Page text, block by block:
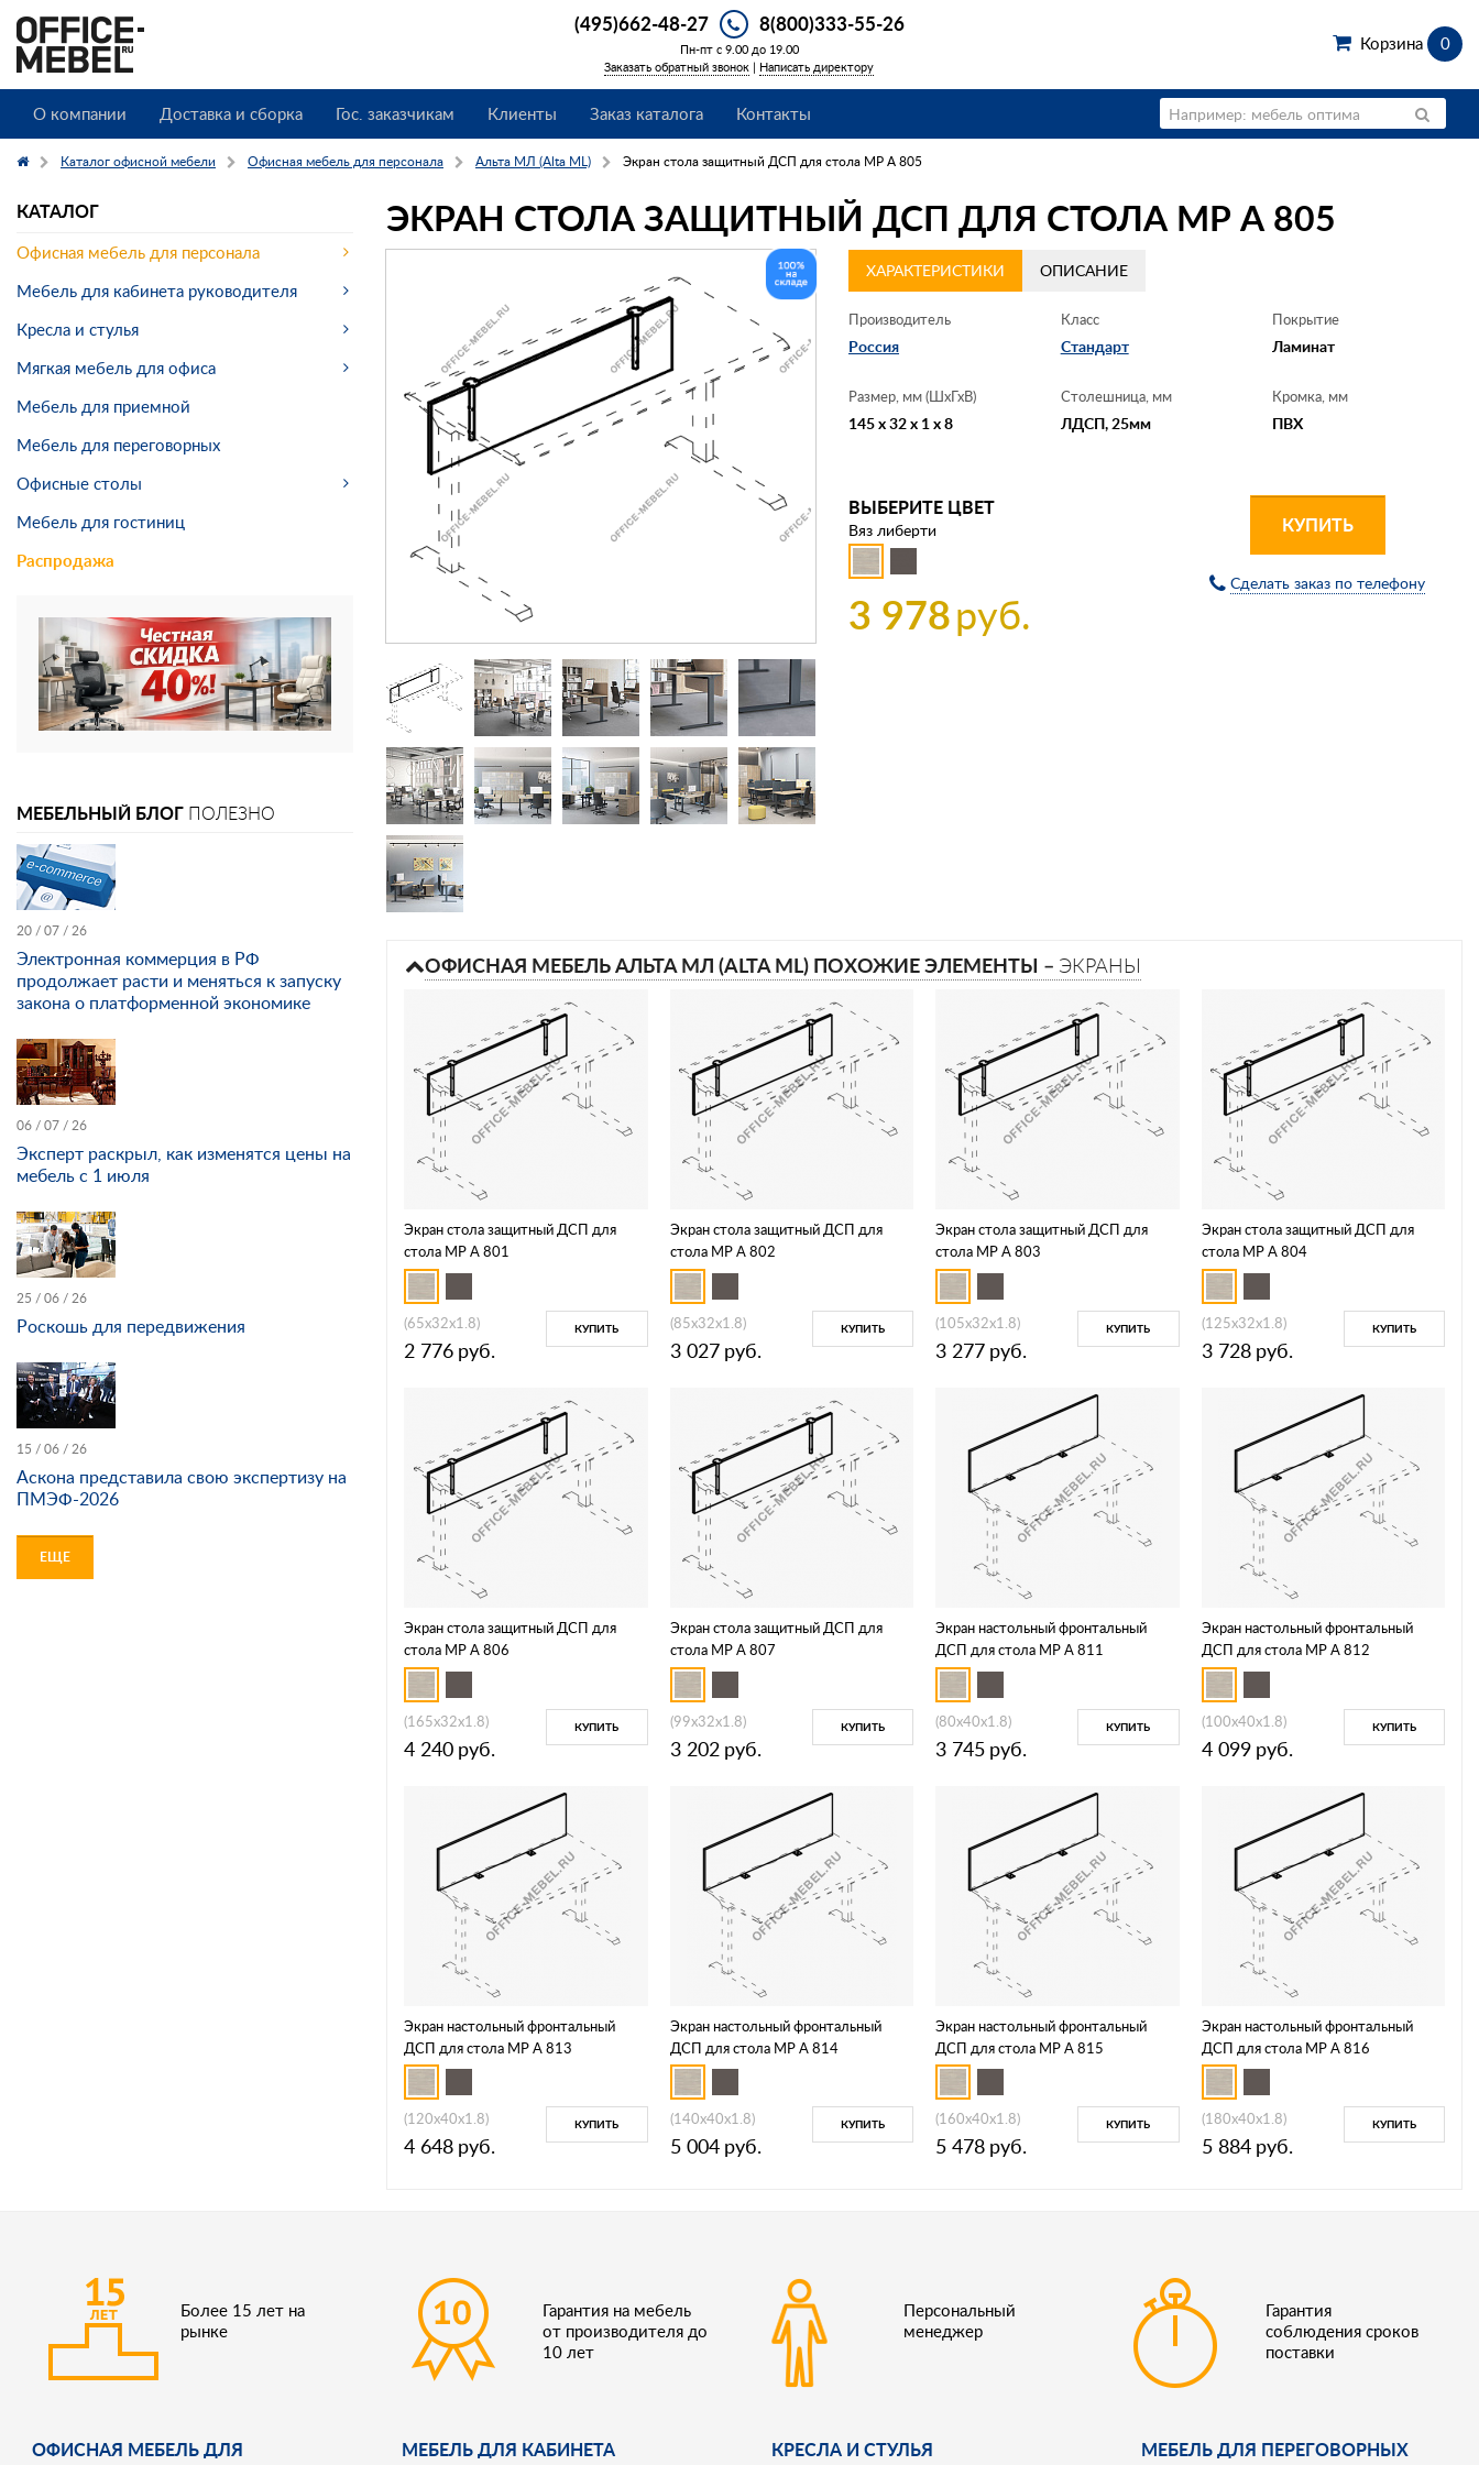
(495)662-48-27 8(800)333-55-26
Пн-пт с 9.00 до 19.00
Заказать обратный звонок | Написать директору
Корзина 0
О компании Доставка и сборка Гос. заказчикам Клиенты Заказ каталога Контакты
Каталог офисной мебели Офисная мебель для персонала Альта МЛ (Alta ML) Экран стола защитный ДСП для стола МР А 805
ЭКРАН СТОЛА ЗАЩИТНЫЙ ДСП ДЛЯ СТОЛА МР А 805
ХАРАКТЕРИСТИКИ ОПИСАНИЕ
Производитель
Россия
Класс
Стандарт
Покрытие
Ламинат
Размер, мм (ШхГхВ)
145 x 32 x 1 x 8
Столешница, мм
ЛДСП, 25мм
Кромка, мм
ПВХ
ВЫБЕРИТЕ ЦВЕТ
Вяз либерти
3 978руб.
КУПИТЬ
Сделать заказ по телефону
ОФИСНАЯ МЕБЕЛЬ АЛЬТА МЛ (ALTA ML) ПОХОЖИЕ ЭЛЕМЕНТЫ – ЭКРАНЫ
Экран стола защитный ДСП для
стола МР А 801
(65x32x1.8)
2 776 руб.
КУПИТЬ
Экран стола защитный ДСП для
стола МР А 802
(85x32x1.8)
3 027 руб.
КУПИТЬ
Экран стола защитный ДСП для
стола МР А 803
(105x32x1.8)
3 277 руб.
КУПИТЬ
Экран стола защитный ДСП для
стола МР А 804
(125x32x1.8)
3 728 руб.
КУПИТЬ
Экран стола защитный ДСП для
стола МР А 806
(165x32x1.8)
4 240 руб.
КУПИТЬ
Экран стола защитный ДСП для
стола МР А 807
(99x32x1.8)
3 202 руб.
КУПИТЬ
Экран настольный фронтальный
ДСП для стола МР А 811
(80x40x1.8)
3 745 руб.
КУПИТЬ
Экран настольный фронтальный
ДСП для стола МР А 812
(100x40x1.8)
4 099 руб.
КУПИТЬ
Экран настольный фронтальный
ДСП для стола МР А 813
(120x40x1.8)
4 648 руб.
КУПИТЬ
Экран настольный фронтальный
ДСП для стола МР А 814
(140x40x1.8)
5 004 руб.
КУПИТЬ
Экран настольный фронтальный
ДСП для стола МР А 815
(160x40x1.8)
5 478 руб.
КУПИТЬ
Экран настольный фронтальный
ДСП для стола МР А 816
(180x40x1.8)
5 884 руб.
КУПИТЬ
КАТАЛОГ
Офисная мебель для персонала
Мебель для кабинета руководителя
Кресла и стулья
Мягкая мебель для офиса
Мебель для приемной
Мебель для переговорных
Офисные столы
Мебель для гостиниц
Распродажа
МЕБЕЛЬНЫЙ БЛОГ ПОЛЕЗНО
20 / 07 / 26
Электронная коммерция в РФ
продолжает расти и меняться к запуску
закона о платформенной экономике
06 / 07 / 26
Эксперт раскрыл, как изменятся цены на
мебель с 1 июля
25 / 06 / 26
Роскошь для передвижения
15 / 06 / 26
Аскона представила свою экспертизу на
ПМЭФ-2026
ЕЩЕ
Более 15 лет на
рынке
Гарантия на мебель
от производителя до
10 лет
Персональный
менеджер
Гарантия
соблюдения сроков
поставки
ОФИСНАЯ МЕБЕЛЬ ДЛЯ
МЕБЕЛЬ ДЛЯ КАБИНЕТА
КРЕСЛА И СТУЛЬЯ МЕБЕЛЬ ДЛЯ ПЕРЕГОВОРНЫХ